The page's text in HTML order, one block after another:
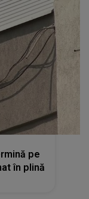
pe
în plină